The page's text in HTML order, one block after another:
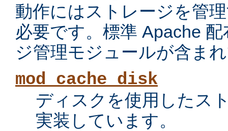
動作にはストレージを管
必要です。標準 Apache
ジ管理モジュールが含ま
mod_cache_disk
ディスクを使用したス
実装しています。